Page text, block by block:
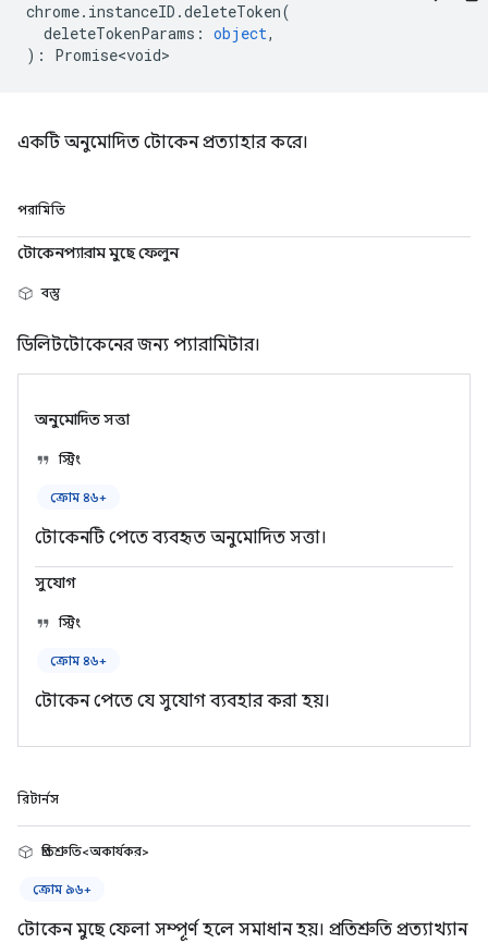
chrome. instanceID .deleteToken(
deleteTokenParams : object,
) : Promise<void>
একটি অনুমোদিত টোকেন প্রত্যাহার করে।
পরামিতি
টোকেনপ্যারাম মুছে ফেলুন
বস্তু
ডিলিটটোকেনের জন্য প্যারামিটার।
অনুমোদিত সত্তা
স্ট্রিং
ক্রোম ৪৬+
টোকেনটি পেতে ব্যবহৃত অনুমোদিত সত্তা।
সুযোগ
স্ট্রিং
ক্রোম ৪৬+
টোকেন পেতে যে সুযোগ ব্যবহার করা হয়।
রিটার্নস
প্রতিশ্রুতি<অকার্যকর>
ক্রোম ৯৬+
টোকেন মুছে ফেলা সম্পূর্ণ হলে সমাধান হয়। প্রতিশ্রুতি প্রত্যাখ্যান